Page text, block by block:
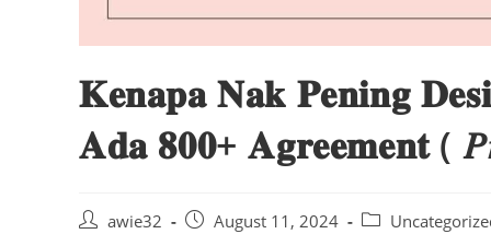
𝐊𝐞𝐧𝐚𝐩𝐚 𝐍𝐚𝐤 𝐏𝐞𝐧𝐢𝐧𝐠
𝐀𝐝𝐚 𝟖𝟎𝟎+ 𝐀𝐠𝐫𝐞𝐞𝐦𝐞𝐧𝐭 (
Postawie32
PostAugust 11, 2024
Post